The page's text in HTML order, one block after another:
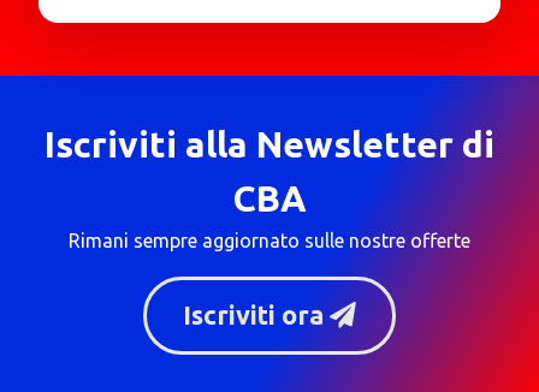
Iscriviti alla Newsletter di
CBA
Rimani sempre aggiornato sulle nostre offerte
Iscriviti ora